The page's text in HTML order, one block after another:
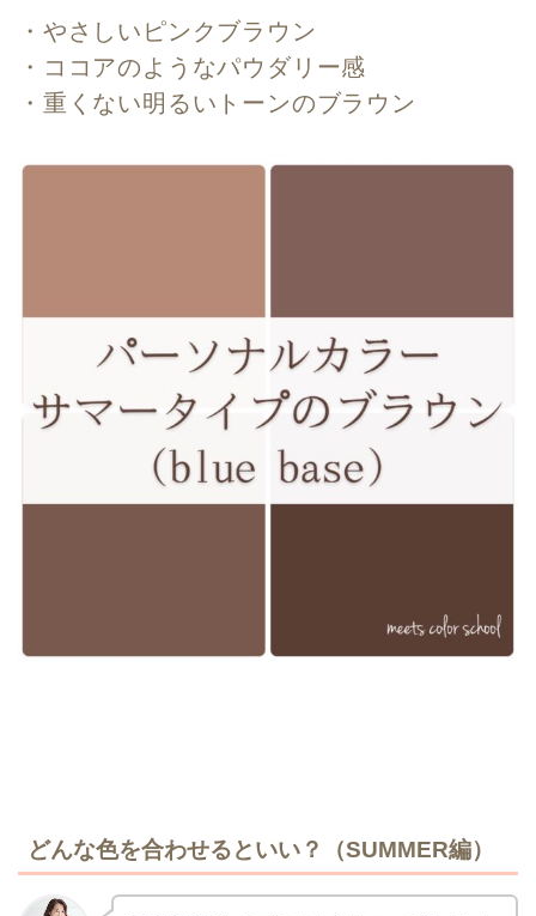
・やさしいピンクブラウン
・ココアのようなパウダリー感
・重くない明るいトーンのブラウン
どんな色を合わせるといい？（SUMMER編）